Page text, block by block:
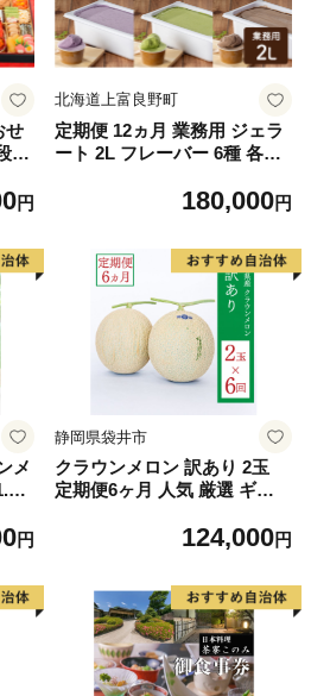
せ
重
円
北海道上富良野町
定期便 12ヵ月 業務用 ジェラ
ート 2L フレーバー 6種 各月
ーツ ミルク 牛乳 北海道 上富
180,000円
メ
メ円
静岡県袋井市
クラウンメロン 訳あり 2玉
定期便6ヶ月 人気 厳選 ギフ
物 袋井市 果物類 メロン青肉
124,000円